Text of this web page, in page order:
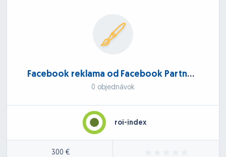
Facebook reklama od Facebook Partnera
0 objednávok
roi-index
300 €